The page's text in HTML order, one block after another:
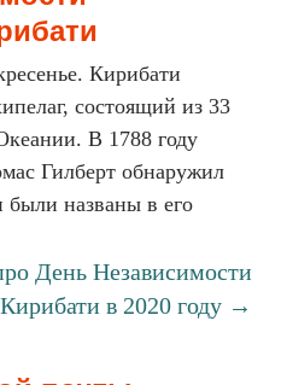
Кирибати
состоящий из 33
В 1788 году
Гилберт обнаружил
были названы в его
День Независимости
в 2020 году →